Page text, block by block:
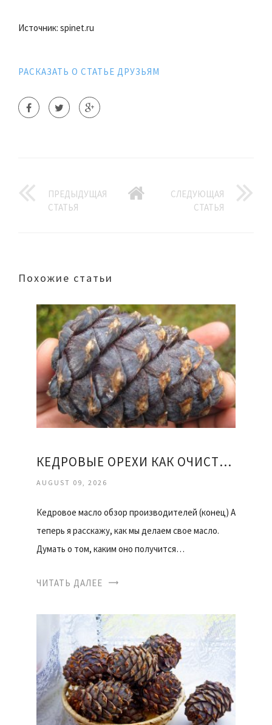
Источник: spinet.ru
РАСКАЗАТЬ О СТАТЬЕ ДРУЗЬЯМ
ПРЕДЫДУЩАЯ
СТАТЬЯ
СЛЕДУЮЩАЯ
СТАТЬЯ
Похожие статьи
КЕДРОВЫЕ ОРЕХИ КАК ОЧИСТИТЬ
AUGUST 09, 2026
Кедровое масло обзор производителей (конец) А
теперь я расскажу, как мы делаем свое масло.
Думать о том, каким оно получится…
ЧИТАТЬ ДАЛЕЕ